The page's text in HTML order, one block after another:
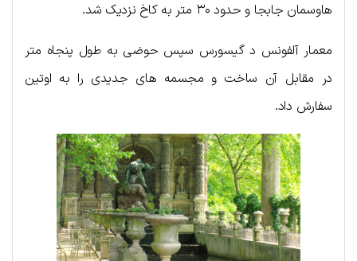
هاوسمان جابجا و حدود ۳۰ متر به کاخ نزدیک شد.
معمار آلفونس د گیسورس سپس حوضی به طول پنجاه متر
در مقابل آن ساخت و مجسمه های جدیدی را به اوتین
سفارش داد.